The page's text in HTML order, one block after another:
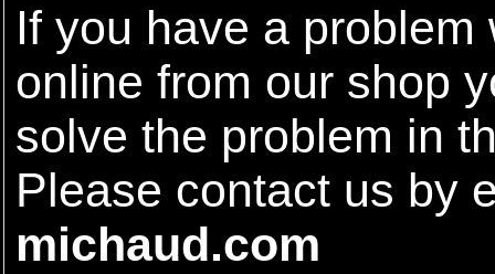
If you have a
online from our shop
solve the problem in
Please contact us by
michaud.com